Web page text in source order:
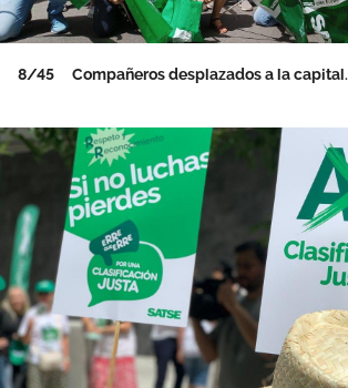
8/45 Compañeros desplazados a la capital.